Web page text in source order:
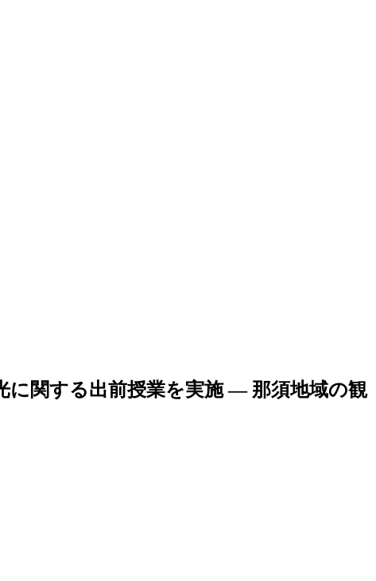
に関する出前授業を実施 ― 那須地域の観